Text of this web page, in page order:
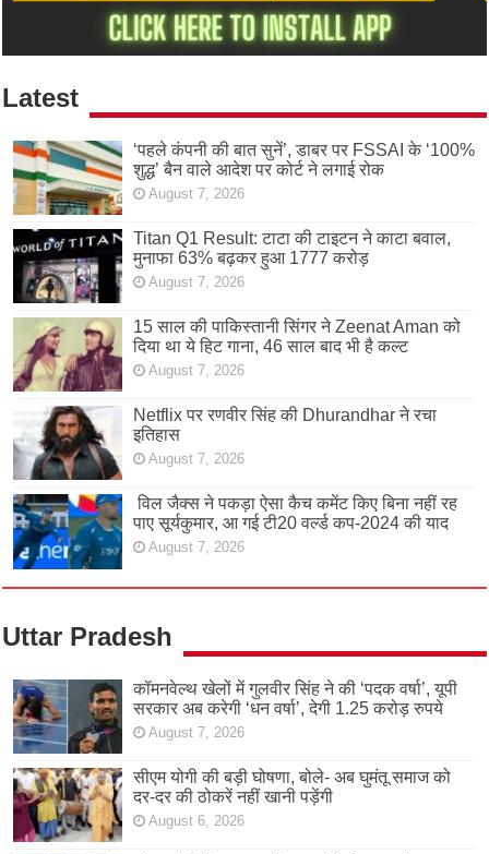
Latest
‘पहले कंपनी की बात सुनें’, डाबर पर FSSAI के ‘100%
शुद्ध’ बैन वाले आदेश पर कोर्ट ने लगाई रोक
August 7, 2026
Titan Q1 Result: टाटा की टाइटन ने काटा बवाल,
मुनाफा 63% बढ़कर हुआ 1777 करोड़
August 7, 2026
15 साल की पाकिस्तानी सिंगर ने Zeenat Aman को
दिया था ये हिट गाना, 46 साल बाद भी है कल्ट
August 7, 2026
Netflix पर रणवीर सिंह की Dhurandhar ने रचा
इतिहास
August 7, 2026
विल जैक्स ने पकड़ा ऐसा कैच कमेंट किए बिना नहीं रह
पाए सूर्यकुमार, आ गई टी20 वर्ल्ड कप-2024 की याद
August 7, 2026
Uttar Pradesh
कॉमनवेल्थ खेलों में गुलवीर सिंह ने की ‘पदक वर्षा’, यूपी
सरकार अब करेगी ‘धन वर्षा’, देगी 1.25 करोड़ रुपये
August 7, 2026
सीएम योगी की बड़ी घोषणा, बोले- अब घुमंतू समाज को
दर-दर की ठोकरें नहीं खानी पड़ेंगी
August 6, 2026